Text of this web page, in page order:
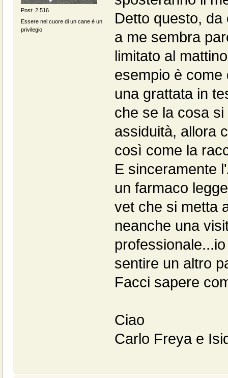
Post: 2.516
Essere nel cuore di un cane è un
privilegio
Detto questo,
a me sembra
limitato al
esempio è come
una grattata in
che se la cosa
assiduità, allora
così come la
E sinceramente
un farmaco
vet che si metta
neanche una
sentire un altro
Facci sapere
Ciao
Carlo Freya e